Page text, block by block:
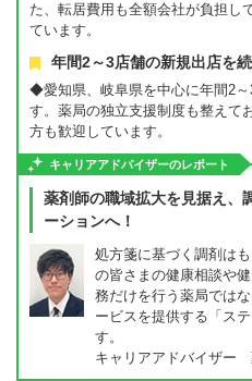
た、転居費用も全額会社が負担し
ています。
年間2～3店舗の新規出店を
◆愛知県、岐阜県を中心に年間2
す。薬局の独立支援制度も整えて
方も歓迎しています。
キャリアアドバイザーのレポート
薬剤師の職域拡大を見据え、
ーションへ！
処方箋に基づく調剤は
の皆さまの健康相談や
務だけを行う薬局では
ービスを提供する「ス
す。
キャリアアドバイザー